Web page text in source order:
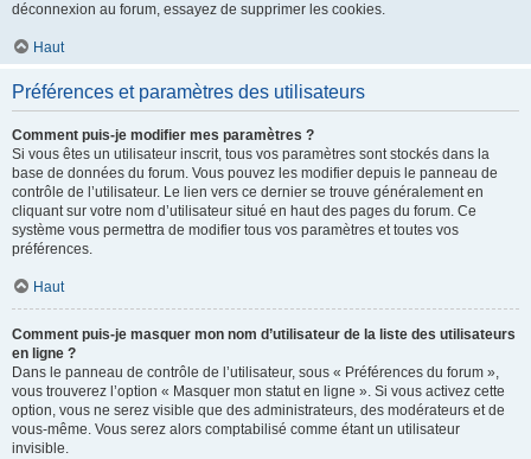
déconnexion au forum, essayez de supprimer les cookies.
Haut
Préférences et paramètres des utilisateurs
Comment puis-je modifier mes paramètres ?
Si vous êtes un utilisateur inscrit, tous vos paramètres sont stockés dans la
base de données du forum. Vous pouvez les modifier depuis le panneau de
contrôle de l’utilisateur. Le lien vers ce dernier se trouve généralement en
cliquant sur votre nom d’utilisateur situé en haut des pages du forum. Ce
système vous permettra de modifier tous vos paramètres et toutes vos
préférences.
Haut
Comment puis-je masquer mon nom d’utilisateur de la liste des utilisateurs
en ligne ?
Dans le panneau de contrôle de l’utilisateur, sous « Préférences du forum »,
vous trouverez l’option « Masquer mon statut en ligne ». Si vous activez cette
option, vous ne serez visible que des administrateurs, des modérateurs et de
vous-même. Vous serez alors comptabilisé comme étant un utilisateur
invisible.